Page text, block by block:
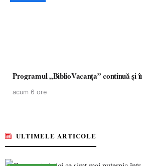
Programul „BiblioVacanța” continuă și
acum 6 ore
ULTIMELE ARTICOLE